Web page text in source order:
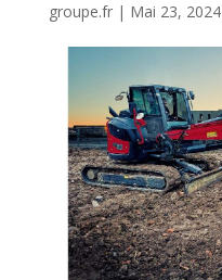
groupe.fr| Mai 23, 2024